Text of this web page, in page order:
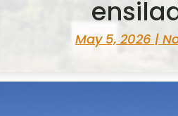
May 5, 2026 |